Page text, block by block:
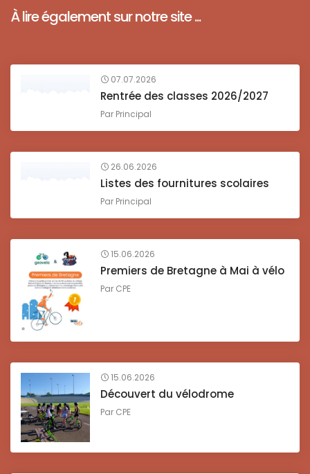
À lire également sur notre site ...
07.07.2026
Rentrée des classes 2026/2027
Par Principal
26.06.2026
Listes des fournitures scolaires
Par Principal
15.06.2026
Premiers de Bretagne à Mai à vélo
Par CPE
15.06.2026
Découvert du vélodrome
Par CPE